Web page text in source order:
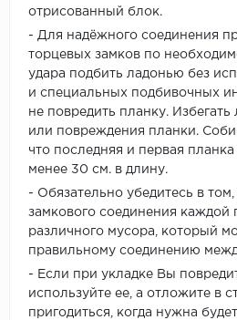
отрисованный блок.
- Для надёжного соединения
торцевых замков по
удара подбить ладонью без
и специальных подбивочных
не повредить планку.
или повреждения планки.
что последняя и первая
менее 30 см. в длину.
- Обязательно убедитесь в том,
замкового соединения каждой
различного мусора, который
правильному соединению
- Если при укладке Вы
используйте ее, а отложите в
пригодиться, когда нужна